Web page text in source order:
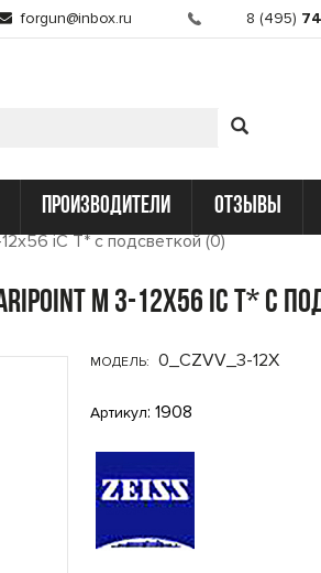
forgun@inbox.ru 8 (495)
производители отзывы
iC T* с подсветкой (0)
M 3-12x56 iC T* с
МОДЕЛЬ: 0_CZVV_3-12X
Артикул: 1908